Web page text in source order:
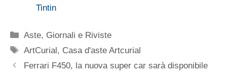
Tintin
Categorie
Aste, Giornali e Riviste
Tag
ArtCurial, Casa d'aste Artcurial
Ferrari F450, la nuova super car sarà disponibile